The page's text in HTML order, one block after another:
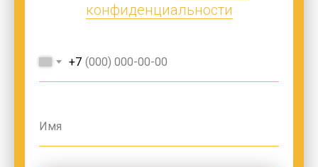
конфиденциальности
+7